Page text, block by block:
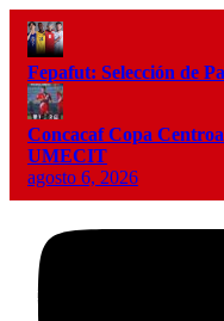
Fepafut: Selección de
Concacaf Copa
UMECIT
agosto 6, 2026